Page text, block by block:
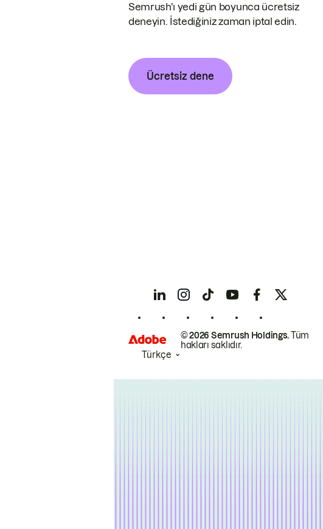
Semrush'ı yedi gün boyunca ücretsiz
deneyin. İstediğiniz zaman iptal edin.
Ücretsiz dene
© 2026 Semrush Holdings.Tüm
hakları saklıdır.
Türkçe